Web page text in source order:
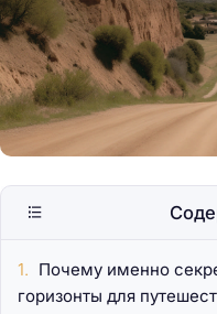
Почему именно
горизонты для